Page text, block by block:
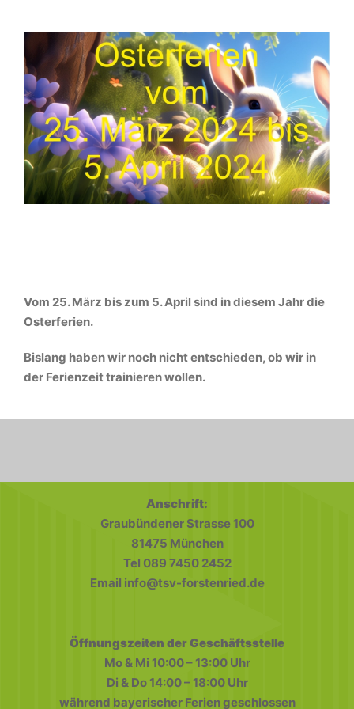
Vom 25. März bis zum 5. April sind in diesem Jahr die
Osterferien.
Bislang haben wir noch nicht entschieden, ob wir in
der Ferienzeit trainieren wollen.
Anschrift:
Graubündener Strasse 100
81475 München
Tel 089 7450 2452
Email info@tsv-forstenried.de
Öffnungszeiten der Geschäftsstelle
Mo & Mi 10:00 – 13:00 Uhr
Di & Do 14:00 – 18:00 Uhr
während bayerischer Ferien geschlossen